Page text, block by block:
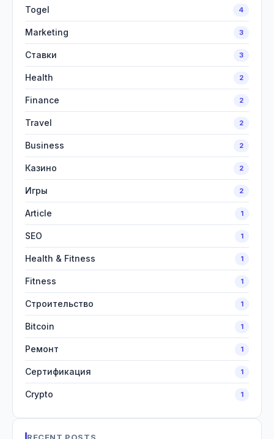
Togel 4
Marketing 3
Ставки 3
Health 2
Finance 2
Travel 2
Business 2
Казино 2
Игры 2
Article 1
SEO 1
Health & Fitness 1
Fitness 1
Строительство 1
Bitcoin 1
Ремонт 1
Сертификация 1
Crypto 1